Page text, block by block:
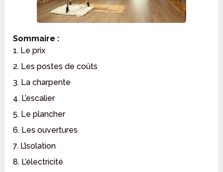
Sommaire :
1. Le prix
2. Les postes de coûts
3. La charpente
4. L’escalier
5. Le plancher
6. Les ouvertures
7. L’isolation
8. L’électricité